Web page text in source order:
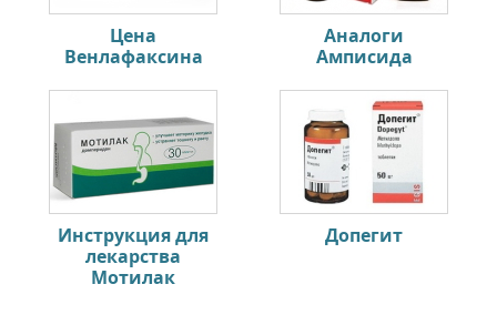
Цена
Венлафаксина
Аналоги
Амписида
Инструкция для
лекарства
Мотилак
Допегит